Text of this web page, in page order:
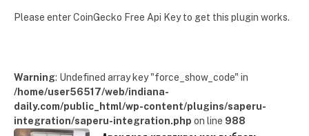
Please enter CoinGecko Free Api Key to get this plugin works.
Warning: Undefined array key "force_show_code" in
/home/user56517/web/indiana-
daily.com/public_html/wp-content/plugins/saperu-
integration/saperu-integration.php on line 988